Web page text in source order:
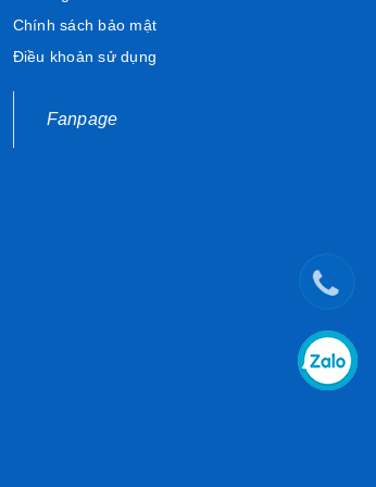
Chính sách bảo mật
Điều khoản sử dụng
Fanpage